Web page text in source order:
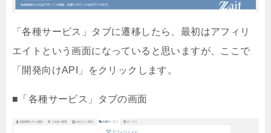
「各種サービス」タブに遷移したら、最初はアフィリ
エイトという画面になっていると思いますが、ここで
「開発向けAPI」をクリックします。
■「各種サービス」タブの画面